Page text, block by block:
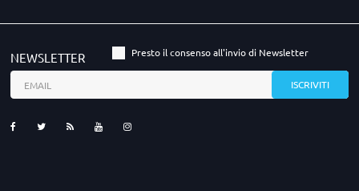
NEWSLETTER Presto il consenso all'invio di Newsletter